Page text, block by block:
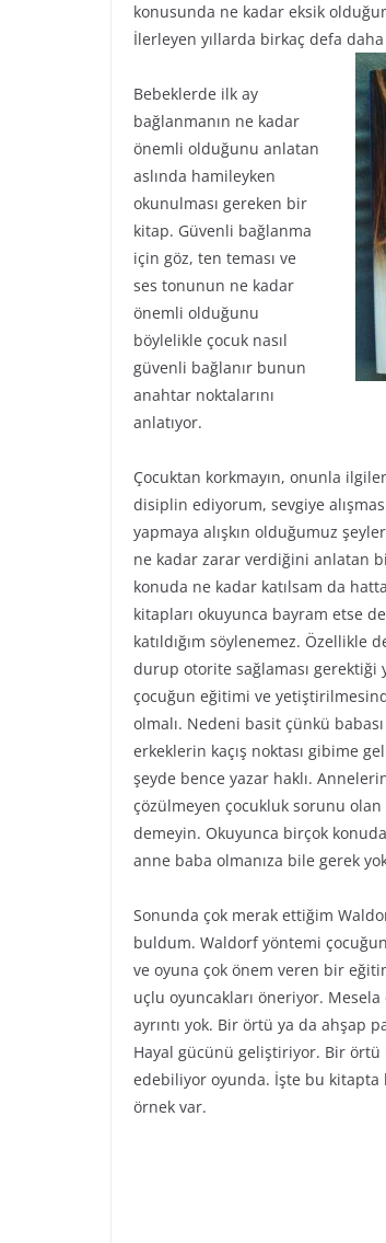
konusunda ne kadar eksik
İlerleyen yıllarda birkaç defa
Bebeklerde ilk ay
bağlanmanın ne kadar
önemli olduğunu anlatan
aslında hamileyken
okunulması gereken bir
kitap. Güvenli bağlanma
için göz, ten teması ve
ses tonunun ne kadar
önemli olduğunu
böylelikle çocuk nasıl
güvenli bağlanır bunun
anahtar noktalarını
anlatıyor.
Çocuktan korkmayın, onunla
disiplin ediyorum, sevgiye
yapmaya alışkın olduğumuz
ne kadar zarar verdiğini anlatan
konuda ne kadar katılsam da
kitapları okuyunca bayram etse
katıldığım söylenemez. Özellikle
durup otorite sağlaması gerektiği
çocuğun eğitimi ve
olmalı. Nedeni basit çünkü
erkeklerin kaçış noktası gibime
şeyde bence yazar haklı.
çözülmeyen çocukluk sorunu
demeyin. Okuyunca birçok
anne baba olmanıza bile gerek
Sonunda çok merak ettiğim
buldum. Waldorf yöntemi
ve oyuna çok önem veren bir
uçlu oyuncakları öneriyor.
ayrıntı yok. Bir örtü ya da ahşap
Hayal gücünü geliştiriyor. Bir
edebiliyor oyunda. İşte bu
örnek var.